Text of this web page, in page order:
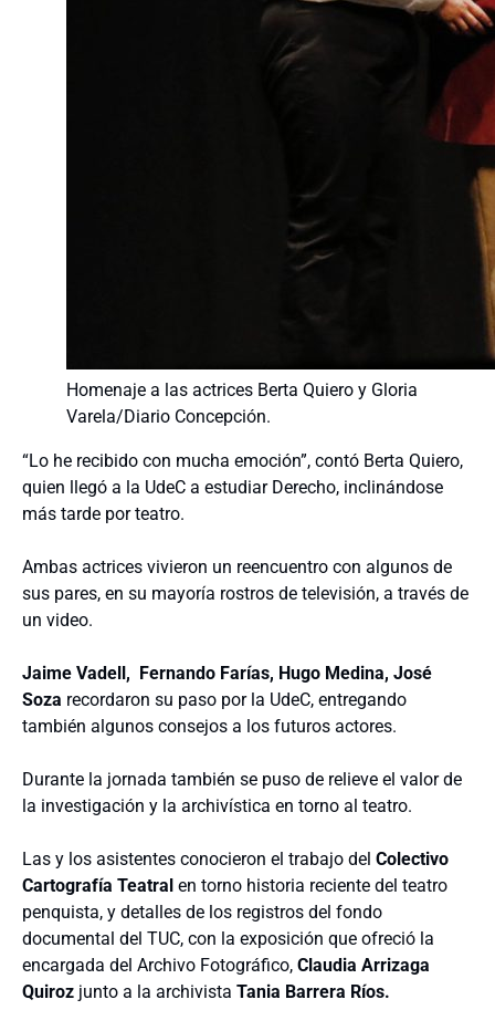
Homenaje a las actrices Berta Quiero y Gloria
Varela/Diario Concepción.
“Lo he recibido con mucha emoción”, contó Berta Quiero,
quien llegó a la UdeC a estudiar Derecho, inclinándose
más tarde por teatro.
Ambas actrices vivieron un reencuentro con algunos de
sus pares, en su mayoría rostros de televisión, a través de
un video.
Jaime Vadell, Fernando Farías, Hugo Medina, José
Soza recordaron su paso por la UdeC, entregando
también algunos consejos a los futuros actores.
Durante la jornada también se puso de relieve el valor de
la investigación y la archivística en torno al teatro.
Las y los asistentes conocieron el trabajo del Colectivo
Cartografía Teatral en torno historia reciente del teatro
penquista, y detalles de los registros del fondo
documental del TUC, con la exposición que ofreció la
encargada del Archivo Fotográfico, Claudia Arrizaga
Quiroz junto a la archivista Tania Barrera Ríos.